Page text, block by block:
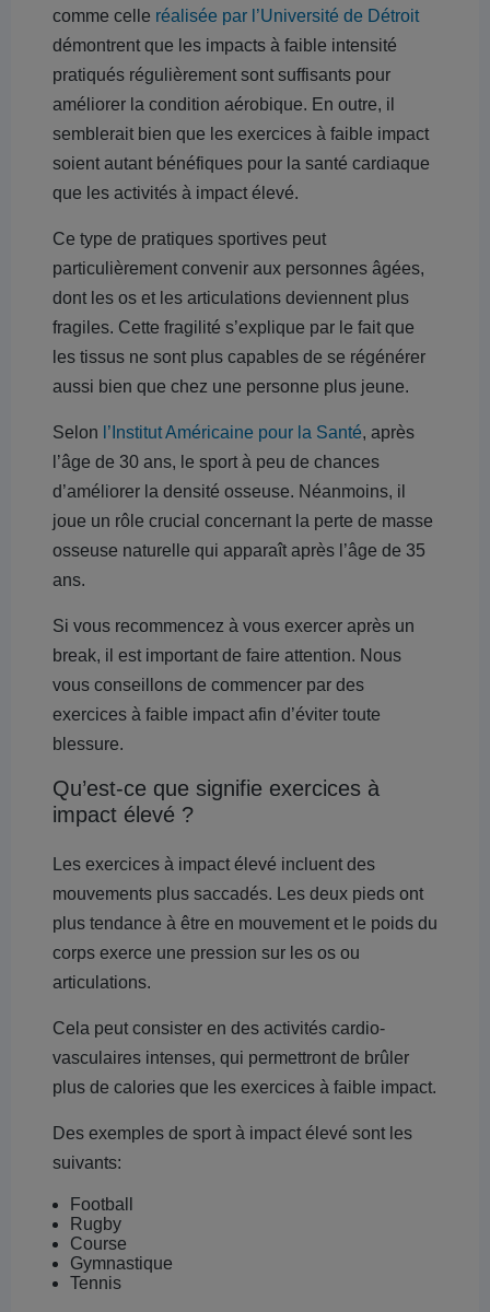
comme celle réalisée par l’Université de Détroit
démontrent que les impacts à faible intensité
pratiqués régulièrement sont suffisants pour
améliorer la condition aérobique. En outre, il
semblerait bien que les exercices à faible impact
soient autant bénéfiques pour la santé cardiaque
que les activités à impact élevé.
Ce type de pratiques sportives peut
particulièrement convenir aux personnes âgées,
dont les os et les articulations deviennent plus
fragiles. Cette fragilité s’explique par le fait que
les tissus ne sont plus capables de se régénérer
aussi bien que chez une personne plus jeune.
Selon l’Institut Américaine pour la Santé, après
l’âge de 30 ans, le sport à peu de chances
d’améliorer la densité osseuse. Néanmoins, il
joue un rôle crucial concernant la perte de masse
osseuse naturelle qui apparaît après l’âge de 35
ans.
Si vous recommencez à vous exercer après un
break, il est important de faire attention. Nous
vous conseillons de commencer par des
exercices à faible impact afin d’éviter toute
blessure.
Qu’est-ce que signifie exercices à
impact élevé ?
Les exercices à impact élevé incluent des
mouvements plus saccadés. Les deux pieds ont
plus tendance à être en mouvement et le poids du
corps exerce une pression sur les os ou
articulations.
Cela peut consister en des activités cardio-
vasculaires intenses, qui permettront de brûler
plus de calories que les exercices à faible impact.
Des exemples de sport à impact élevé sont les
suivants:
Football
Rugby
Course
Gymnastique
Tennis